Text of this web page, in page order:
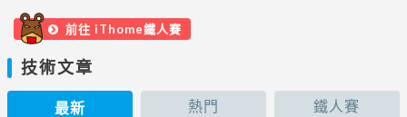
前往 iThome鐵人賽
技術文章
最新 熱門 鐵人賽